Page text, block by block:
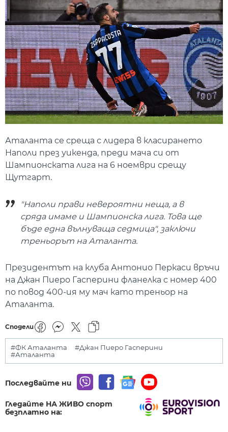
Аталанта се среща с лидера в класирането
Наполи през уикенда, преди мача си от
Шампионската лига на 6 ноември срещу
Щутгарт.
"Наполи прави невероятни неща, а в
сряда имаме и Шампионска лига. Това ще
бъде една вълнуваща седмица", заключи
треньорът на Аталанта.
Президентът на клуба Антонио Перкаси връчи
на Джан Пиеро Гасперини фланелка с номер 400
по повод 400-ия му мач като треньор на
Аталанта.
Сподели
#ФК Аталанта
#Джан Пиеро Гасперини
#Аталанта
Последвайте ни
Гледайте НА ЖИВО спорт
безплатно на: